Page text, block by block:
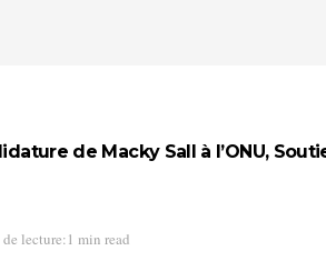
de Macky Sall à l’ONU,
de lecture:1 min read